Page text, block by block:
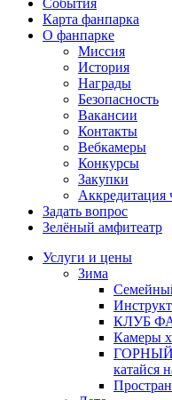
Карта фанпарка
О фанпарке
Миссия
История
Награды
Безопасность
Вакансии
Контакты
Вебкамеры
Конкурсы
Закупки
Аккредитация
Задать вопрос
Зелёный амфитеатр
Услуги и цены
Зима
КЛУБ
Камеры
ГОРНЫЙ
катайся